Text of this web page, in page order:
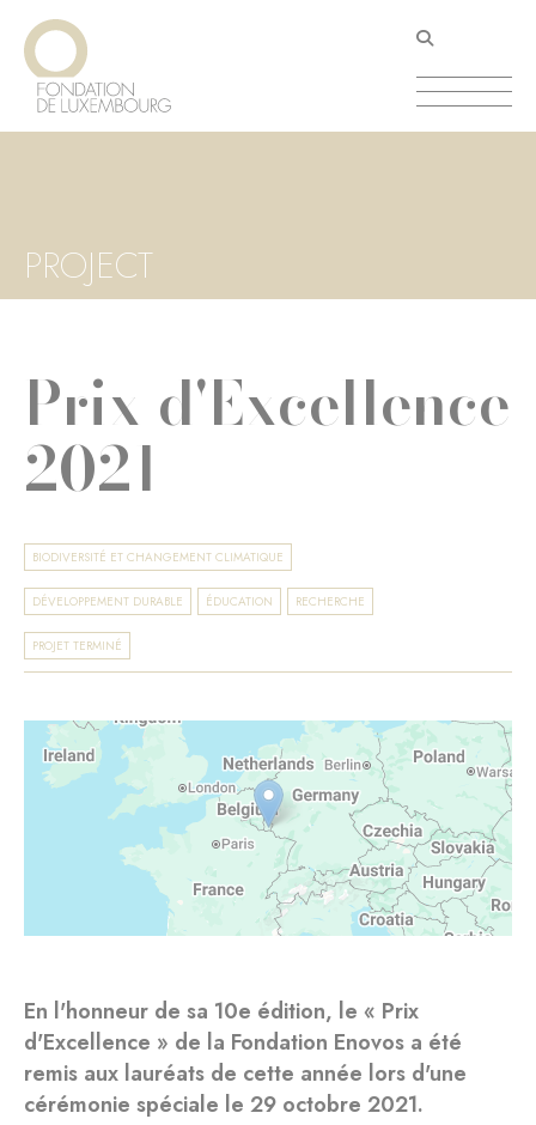
Aller
contenu
principal
PROJECT
Prix d'Excellence
2021
BIODIVERSITÉ ET CHANGEMENT CLIMATIQUE
DÉVELOPPEMENT DURABLE ÉDUCATION RECHERCHE
PROJET TERMINÉ
En l'honneur de sa 10e édition, le « Prix
d'Excellence » de la Fondation Enovos a été
remis aux lauréats de cette année lors d'une
cérémonie spéciale le 29 octobre 2021.
Panneau de gestion des cookies